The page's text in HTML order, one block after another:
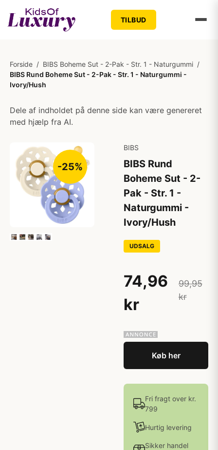
TILBUD
Forside / BIBS Boheme Sut - 2-Pak - Str. 1 - Naturgummi /
BIBS Rund Boheme Sut - 2-Pak - Str. 1 - Naturgummi -
Ivory/Hush
Dele af indholdet på denne side kan være genereret
med hjælp fra AI.
-25%
BIBS
BIBS Rund
Boheme Sut - 2-
Pak - Str. 1 -
Naturgummi -
Ivory/Hush
UDSALG
74,96
kr
99,95
kr
Køb her
Fri fragt over kr.
799
Hurtig levering
Sikker handel